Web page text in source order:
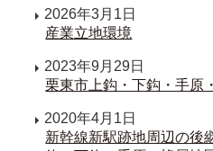
2026年3月1日
産業立地環境
2023年9月29日
栗東市上鈎・下鈎・手原
2020年4月1日
新幹線新駅跡地周辺の後